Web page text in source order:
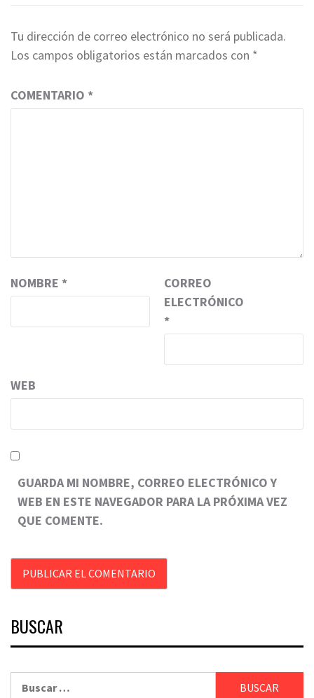
Tu dirección de correo electrónico no será publicada.
Los campos obligatorios están marcados con *
COMENTARIO *
NOMBRE *
CORREO
ELECTRÓNICO
*
WEB
GUARDA MI NOMBRE, CORREO ELECTRÓNICO Y
WEB EN ESTE NAVEGADOR PARA LA PRÓXIMA VEZ
QUE COMENTE.
BUSCAR